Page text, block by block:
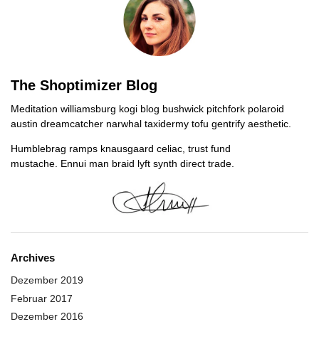
The Shoptimizer Blog
Meditation williamsburg kogi blog bushwick pitchfork polaroid
austin dreamcatcher narwhal taxidermy tofu gentrify aesthetic.
Humblebrag ramps knausgaard celiac, trust fund
mustache. Ennui man braid lyft synth direct trade.
Archives
Dezember 2019
Februar 2017
Dezember 2016